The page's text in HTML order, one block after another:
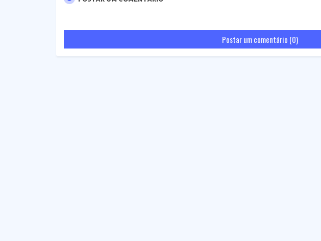
Postar um comentário (0)